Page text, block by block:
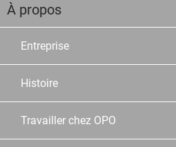
À propos
Entreprise
Histoire
Travailler chez OPO